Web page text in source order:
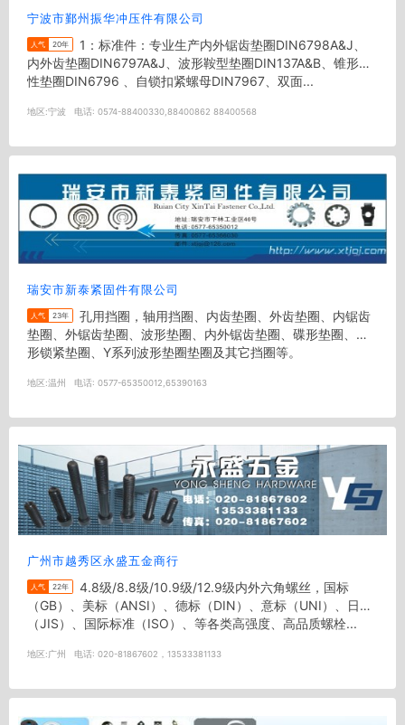
宁波市鄞州振华冲压件有限公司
人气 20年
内外齿垫圈DIN6797A&J、波形鞍型垫圈DIN137A&B、锥形弹
性垫圈DIN6796 、自锁扣紧螺母DIN7967、双面...
地区:宁波 电话: 0574-88400330,88400862 88400568
瑞安市新泰紧固件有限公司
人气 23年
垫圈、外锯齿垫圈、波形垫圈、内外锯齿垫圈、碟形垫圈、碟
形锁紧垫圈、Y系列波形垫圈垫圈及其它挡圈等。
地区:温州 电话: 0577-65350012,65390163
广州市越秀区永盛五金商行
人气 22年
（GB）、美标（ANSI）、德标（DIN）、意标（UNI）、日标
（JIS）、国际标准（ISO）、等各类高强度、高品质螺栓...
地区:广州 电话: 020-81867602，13533381133